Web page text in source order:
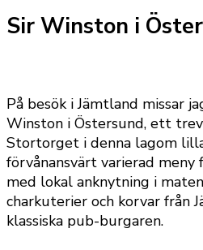
Sir Winston i
På besök i Jämtland missar
Winston i Östersund, ett
Stortorget i denna lagom
förvånansvärt varierad
med lokal anknytning i
charkuterier och korvar från
klassiska pub-burgaren.